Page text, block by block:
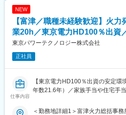
・電気回路・電子回路の開発・設
・推進機への回路の組込および試
・マイコン(32bit/16bit/8bit)、C言
タイム制御（シーケンス制御、閉
■採用背景：
しているため量産、安全性、品質
NEW
【富津／職種未経験歓迎】火
業20h／東京電力HD100％出資
東京パワーテクノロジー株式会社
正社員
仕事内容
【東京電力HD100％出資の安定
年数21.6年）／家族手当や住宅手
＜勤務地詳細1＞富津火力総括事